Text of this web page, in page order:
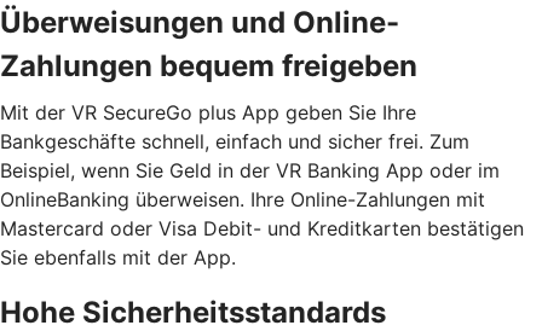
Überweisungen und Online-
Zahlungen bequem freigeben
Mit der VR SecureGo plus App geben Sie Ihre
Bankgeschäfte schnell, einfach und sicher frei. Zum
Beispiel, wenn Sie Geld in der VR Banking App oder im
OnlineBanking überweisen. Ihre Online-Zahlungen mit
Mastercard oder Visa Debit- und Kreditkarten bestätigen
Sie ebenfalls mit der App.
Hohe Sicherheitsstandards